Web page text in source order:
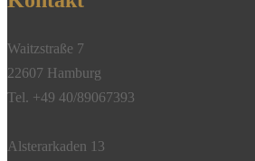
Waitzstraße 7
22607 Hamburg
Tel. +49 40/89067393
Alsterarkaden 13